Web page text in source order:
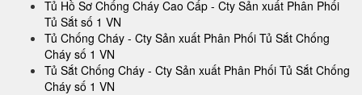
Tủ Hồ Sơ Chống Cháy Cao Cấp - Cty Sản xuất Phân Phối
Tủ Sắt số 1 VN
Tủ Chống Cháy - Cty Sản xuất Phân Phối Tủ Sắt Chống
Cháy số 1 VN
Tủ Sắt Chống Cháy - Cty Sản xuất Phân Phối Tủ Sắt Chống
Cháy số 1 VN